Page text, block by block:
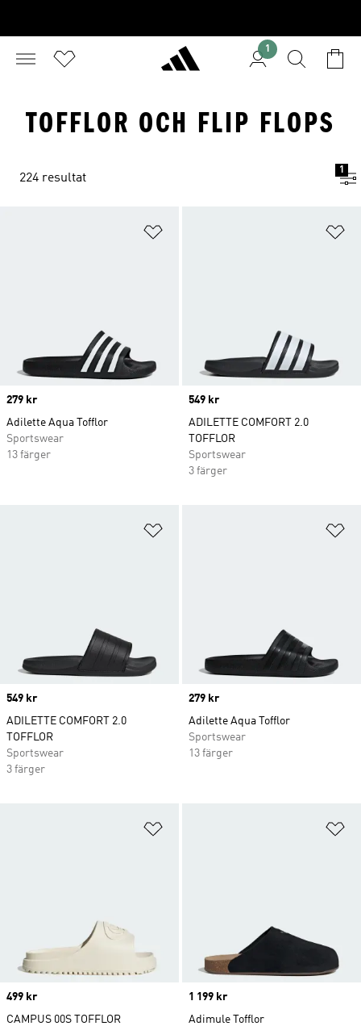
1
TOFFLOR OCH FLIP FLOPS
224 resultat
1
Price
279 kr
Adilette Aqua Tofflor
Sportswear
13 färger
Price
549 kr
ADILETTE COMFORT 2.0
TOFFLOR
Sportswear
3 färger
Price
549 kr
ADILETTE COMFORT 2.0
TOFFLOR
Sportswear
3 färger
Price
279 kr
Adilette Aqua Tofflor
Sportswear
13 färger
Price
499 kr
CAMPUS 00S TOFFLOR
Price
1 199 kr
Adimule Tofflor